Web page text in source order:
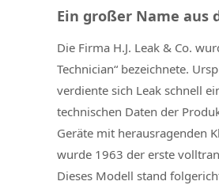
Ein großer Name aus
Die Firma H.J. Leak & Co.
Technician“ bezeichnete.
verdiente sich Leak schnell
technischen Daten der
Geräte mit herausragenden
wurde 1963 der erste
Dieses Modell stand